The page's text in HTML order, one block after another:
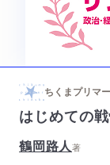
ちくまプリマ
はじめての
鶴岡路人著